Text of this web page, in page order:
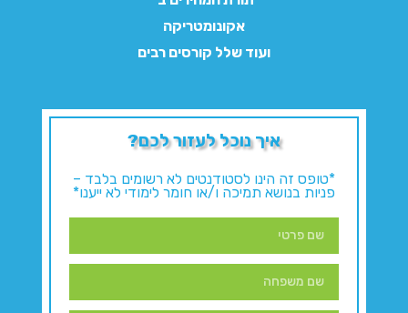
אקונומטריקה
ועוד שלל קורסים רבים
איך נוכל לעזור לכם?
*טופס זה הינו לסטודנטים לא רשומים בלבד –
פניות בנושא תמיכה ו/או חומר לימודי לא ייענו*